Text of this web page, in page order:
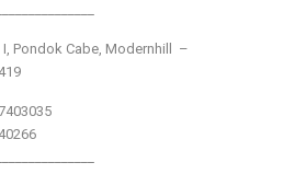
I, Pondok Cabe, Modernhill –